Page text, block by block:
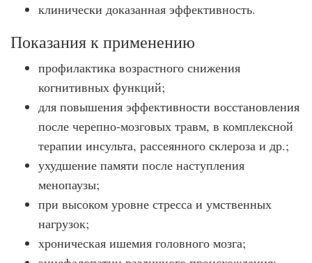
клинически доказанная эффективность.
Показания к применению
профилактика возрастного снижения
когнитивных функций;
для повышения эффективности восстановления
после черепно-мозговых травм, в комплексной
терапии инсульта, рассеянного склероза и др.;
ухудшение памяти после наступления
менопаузы;
при высоком уровне стресса и умственных
нагрузок;
хроническая ишемия головного мозга;